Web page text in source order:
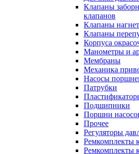
Клапаны
клапанов
Клапаны
Клапаны
Корпуса
Манометры и
Мембраны
Механика
Насосы
Патрубки
Подшипники
Поршни
Прочее
Регуляторы
Ремкомплекты
Ремкомплекты